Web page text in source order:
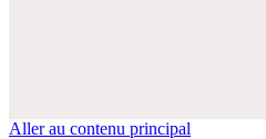
Aller au contenu principal